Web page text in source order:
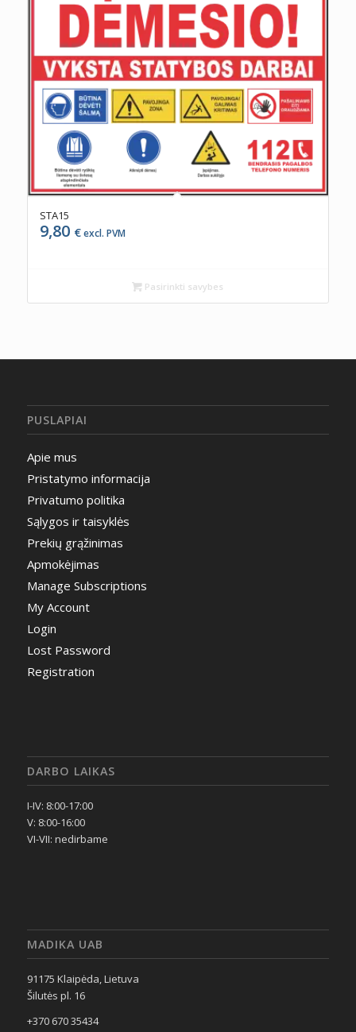
STA15
9,80 €excl. PVM
Pasirinkti savybes
PUSLAPIAI
Apie mus
Pristatymo informacija
Privatumo politika
Sąlygos ir taisyklės
Prekių grąžinimas
Apmokėjimas
Manage Subscriptions
My Account
Login
Lost Password
Registration
DARBO LAIKAS
I-IV: 8:00-17:00
V: 8:00-16:00
VI-VII: nedirbame
MADIKA UAB
91175 Klaipėda, Lietuva
Šilutės pl. 16
+370 670 35434